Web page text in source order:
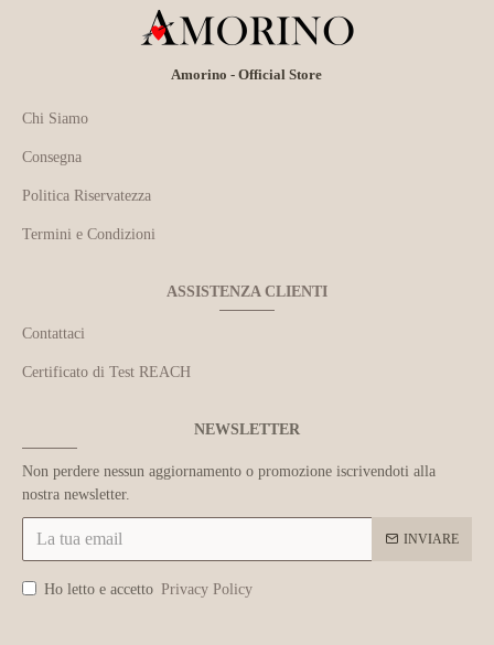
Amorino - Official Store
Chi Siamo
Consegna
Politica Riservatezza
Termini e Condizioni
ASSISTENZA CLIENTI
Contattaci
Certificato di Test REACH
NEWSLETTER
Non perdere nessun aggiornamento o promozione iscrivendoti alla
nostra newsletter.
INVIARE
Ho letto e accetto Privacy Policy